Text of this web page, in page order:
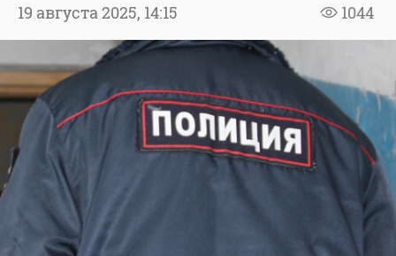
1044
19 августа 2025, 14:15